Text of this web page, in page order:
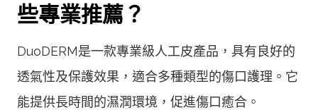
些專業推薦？
DuoDERM是一款專業級人工皮產品，具有良好的
透氣性及保護效果，適合多種類型的傷口護理。它
能提供長時間的濕潤環境，促進傷口癒合。